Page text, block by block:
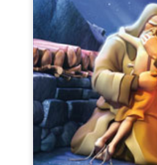
(BW)
się, że najtrudniejsze
największą radość!
LEKCJA 1: RELACJA Z
SuperPrawda:Będę
Jego obietnicom.
SuperWerset:Jam jest Bóg
trwaj w społeczności ze
Ustanowię bowiem
tobą i dam ci bardzo
Mojżeszowa (Rodzaju)